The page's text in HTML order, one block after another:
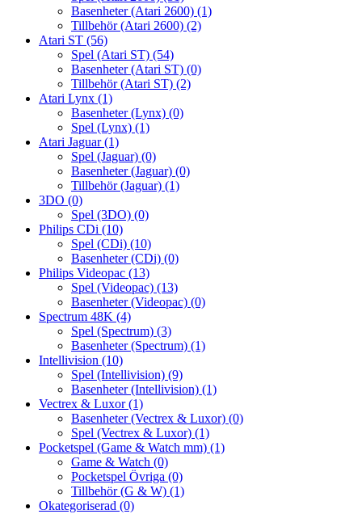
Basenheter (Atari 2600) (1)
Tillbehör (Atari 2600) (2)
Atari ST (56)
Spel (Atari ST) (54)
Basenheter (Atari ST) (0)
Tillbehör (Atari ST) (2)
Atari Lynx (1)
Basenheter (Lynx) (0)
Spel (Lynx) (1)
Atari Jaguar(1)
Spel (Jaguar) (0)
Basenheter (Jaguar) (0)
Tillbehör (Jaguar) (1)
3DO (0)
Spel (3DO) (0)
Philips CDi (10)
Spel (CDi) (10)
Basenheter (CDi) (0)
Philips Videopac (13)
Spel (Videopac) (13)
Basenheter (Videopac) (0)
Spectrum 48K (4)
Spel (Spectrum) (3)
Basenheter (Spectrum) (1)
Intellivision (10)
Spel (Intellivision) (9)
Basenheter (Intellivision) (1)
Vectrex & Luxor(1)
Basenheter (Vectrex & Luxor) (0)
Spel (Vectrex & Luxor) (1)
Pocketspel (Game & Watch mm) (1)
Game & Watch (0)
Pocketspel Övriga (0)
Tillbehör (G & W) (1)
Okategoriserad (0)